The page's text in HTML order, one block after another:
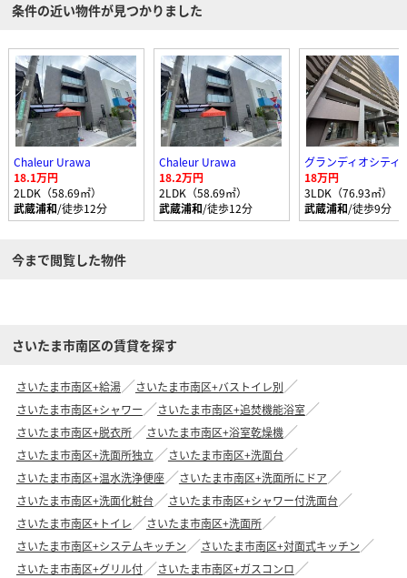
条件の近い物件が見つかりました
Chaleur Urawa
18.1万円
2LDK（58.69㎡）
武蔵浦和/徒歩12分
Chaleur Urawa
18.2万円
2LDK（58.69㎡）
武蔵浦和/徒歩12分
18万円
3LDK（76.93㎡）
武蔵浦和/徒歩9分
今まで閲覧した物件
さいたま市南区の賃貸を探す
さいたま市南区+給湯
さいたま市南区+バストイレ別
さいたま市南区+シャワー
さいたま市南区+追焚機能浴室
さいたま市南区+脱衣所
さいたま市南区+浴室乾燥機
さいたま市南区+洗面所独立
さいたま市南区+洗面台
さいたま市南区+温水洗浄便座
さいたま市南区+洗面所にドア
さいたま市南区+洗面化粧台
さいたま市南区+シャワー付洗面台
さいたま市南区+トイレ
さいたま市南区+洗面所
さいたま市南区+システムキッチン
さいたま市南区+対面式キッチン
さいたま市南区+グリル付
さいたま市南区+ガスコンロ